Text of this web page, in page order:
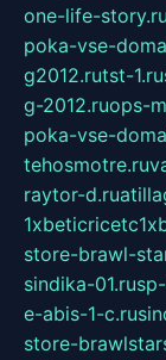
one-life-story.ru
poka-vse-
g2012.rutst-1.ru
g-2012.ruops-
poka-vse-
tehosmotre.ru
raytor-d.ru
store-brawl-
sindika-01.ru
e-abis-1-c.ru
store-